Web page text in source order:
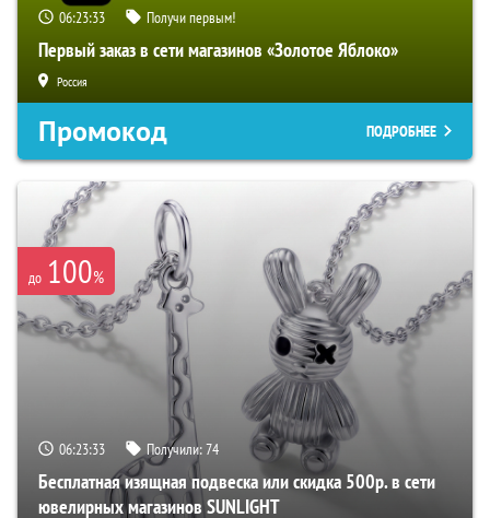
06:23:32 Получи первым!
Первый заказ в сети магазинов «Золотое Яблоко»
Россия
Промокод ПОДРОБНЕЕ
до 100%
06:23:32 Получили:74
Бесплатная изящная подвеска или скидка 500р. в сети
ювелирных магазинов SUNLIGHT